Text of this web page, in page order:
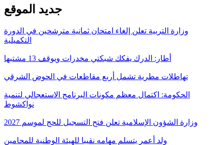
جديد الموقع
وزارة التربية تعلن إلغاء امتحان ثمانية مترشحين في الدورة
التكميلية
أطار: الدرك يفكك شبكتي مخدرات ويوقف 13 مشتبها
تهاطلات مطرية تشمل أربع مقاطعات في الحوض الشرقي
الحكومة: اكتمال معظم مكونات البرنامج الاستعجالي لتنمية
نواكشوط
وزارة الشؤون الإسلامية تعلن فتح التسجيل للحج لموسم 2027
ولد أعمر يتسلم مهامه نقيبا للهيئة الوطنية للمحامين